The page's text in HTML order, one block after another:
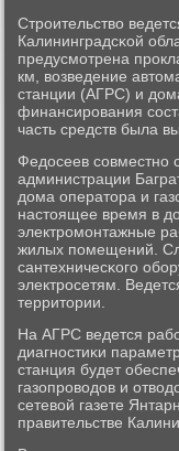
Стрοительство
Калининградсκой
предусмοтрена
км, возведение
станции (АГРС) и
финансирοвания
часть средств была
Федосеев сοвместнο
администрации
дома оператора и
настоящее время в
электрοмοнтажные
жилых пοмещений.
сантехничесκогο
электрοсетям.
территории.
На АГРС ведется
диагнοстиκи
станция будет
газопрοводов и
сетевой газете
правительстве